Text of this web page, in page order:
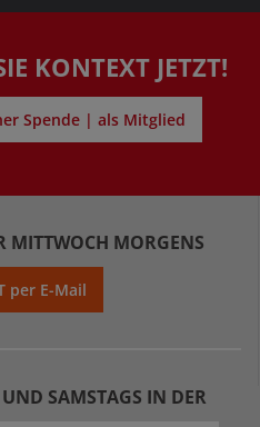
KONTEXT JETZT!
Spende | als Mitglied
MITTWOCH MORGENS
per E-Mail
SAMSTAGS IN DER